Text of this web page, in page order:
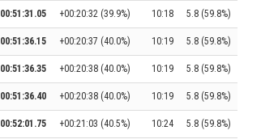
00:51:31.05 +00:20:32 (39.9%) 10:18 5.8 (59.8%)
00:51:36.15 +00:20:37 (40.0%) 10:19 5.8 (59.8%)
00:51:36.35 +00:20:38 (40.0%) 10:19 5.8 (59.8%)
00:51:36.40 +00:20:38 (40.0%) 10:19 5.8 (59.8%)
00:52:01.75 +00:21:03 (40.5%) 10:24 5.8 (59.8%)